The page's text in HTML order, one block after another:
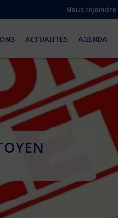
Nous rejoindre
ACTUALITÉS AGENDA